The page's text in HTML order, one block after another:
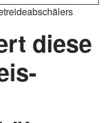
diese